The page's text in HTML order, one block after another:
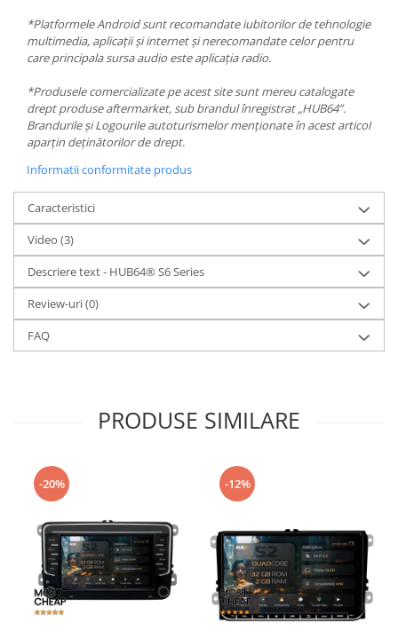
*Platformele Android sunt recomandate iubitorilor de tehnologie
multimedia, aplicații și internet și nerecomandate celor pentru
care principala sursa audio este aplicația radio.
*Produsele comercializate pe acest site sunt mereu catalogate
drept produse aftermarket, sub brandul înregistrat „HUB64”.
Brandurile și Logourile autoturismelor menționate în acest articol
aparțin deținătorilor de drept.
Informatii conformitate produs
Caracteristici
Video (3)
Descriere text - HUB64® S6 Series
Review-uri(0)
FAQ
PRODUSE SIMILARE
-20% -12%